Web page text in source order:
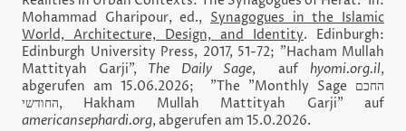
Mohammad Gharipour, ed., Synagogues in the Islamic
World, Architecture, Design, and Identity. Edinburgh:
Edinburgh University Press, 2017, 51-72; "Hacham Mullah
Mattityah Garji", The Daily Sage, aufhyomi.org.il,
abgerufen am 15.06.2026; "The "Monthly Sage החכם
החודשי, Hakham Mullah Mattityah Garji" auf
americansephardi.org, abgerufen am 15.0.2026.